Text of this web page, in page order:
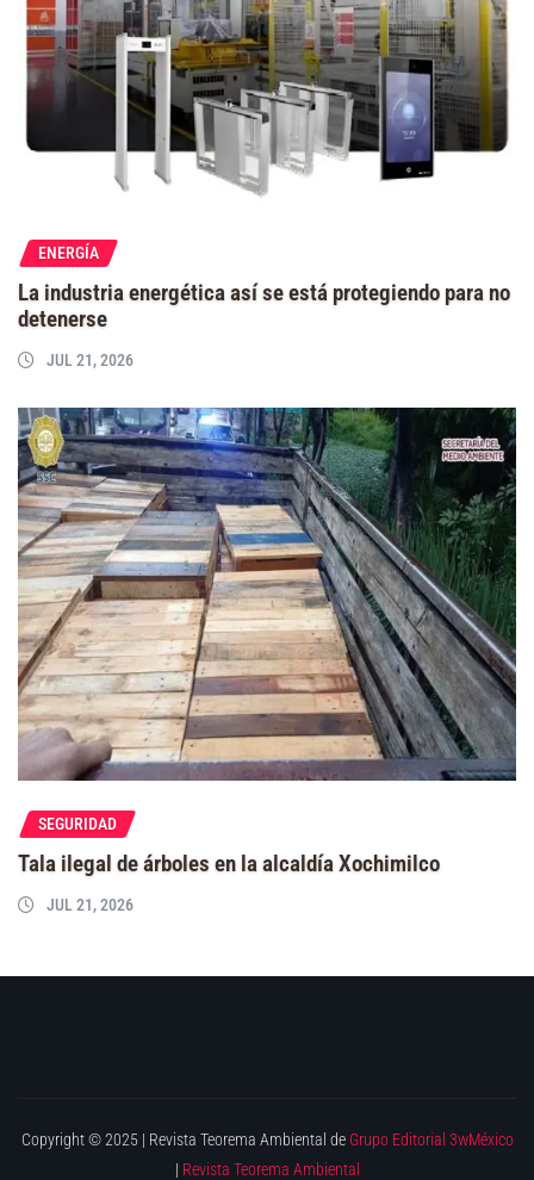
ENERGÍA
La industria energética así se está protegiendo para no
detenerse
JUL 21, 2026
SEGURIDAD
Tala ilegal de árboles en la alcaldía Xochimilco
JUL 21, 2026
Copyright © 2025 | Revista Teorema Ambiental de Grupo Editorial 3wMéxico
| Revista Teorema Ambiental